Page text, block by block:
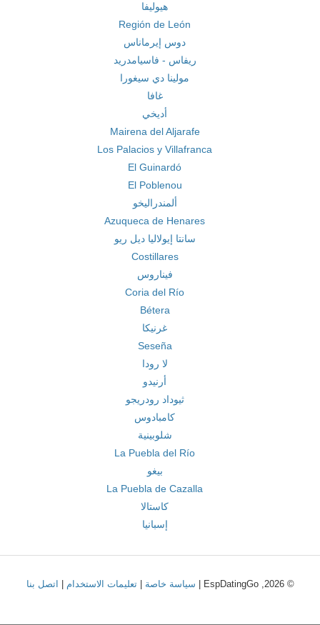
هيوليفا
Región de León
دوس إيرماناس
ريفاس - فاسيامدريد
مولينا دي سيغورا
غافا
أديخي
Mairena del Aljarafe
Los Palacios y Villafranca
El Guinardó
El Poblenou
ألمندراليخو
Azuqueca de Henares
سانتا إيولاليا ديل ريو
Costillares
فيناروس
Coria del Río
Bétera
غرنيكا
Seseña
لا رودا
أرنيدو
ثيوداد رودريجو
كامبادوس
شلوبينية
La Puebla del Río
بيغو
La Puebla de Cazalla
كاستالا
إسبانيا
© 2026, EspDatingGo | سياسة خاصة |تعليمات الاستخدام اتصل بنا